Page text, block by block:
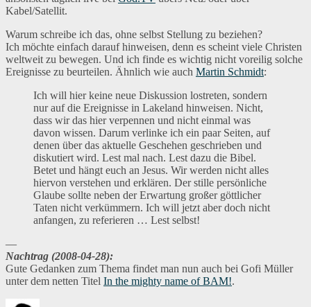
Kabel/Satellit.
Warum schreibe ich das, ohne selbst Stellung zu beziehen?
Ich möchte einfach darauf hinweisen, denn es scheint viele Christen
weltweit zu bewegen. Und ich finde es wichtig nicht voreilig solche
Ereignisse zu beurteilen. Ähnlich wie auch Martin Schmidt:
Ich will hier keine neue Diskussion lostreten, sondern
nur auf die Ereignisse in Lakeland hinweisen. Nicht,
dass wir das hier verpennen und nicht einmal was
davon wissen. Darum verlinke ich ein paar Seiten, auf
denen über das aktuelle Geschehen geschrieben und
diskutiert wird. Lest mal nach. Lest dazu die Bibel.
Betet und hängt euch an Jesus. Wir werden nicht alles
hiervon verstehen und erklären. Der stille persönliche
Glaube sollte neben der Erwartung großer göttlicher
Taten nicht verkümmern. Ich will jetzt aber doch nicht
anfangen, zu referieren … Lest selbst!
—
Nachtrag (2008-04-28):
Gute Gedanken zum Thema findet man nun auch bei Gofi Müller
unter dem netten Titel In the mighty name of BAM!.